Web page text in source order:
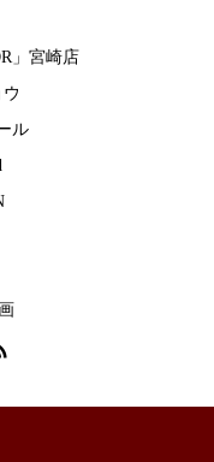
」宮崎店
ル